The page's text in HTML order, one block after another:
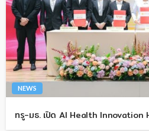
NEWS
ทรู-มธ. เปิด AI Health Innovation